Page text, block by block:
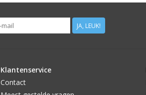
JA, LEUK!
Klantenservice
Contact